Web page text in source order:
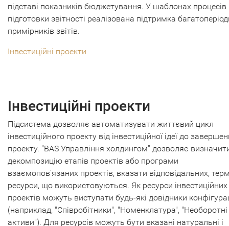
підставі показників бюджетування. У шаблонах процесів
підготовки звітності реалізована підтримка
примірників звітів.
Інвестиційні проекти
Інвестиційні проекти
Підсистема дозволяє автоматизувати життєвий цикл
інвестиційного проекту від інвестиційної ідеї до
проекту. "BAS Управління холдингом" дозволяє
декомпозицію етапів проектів або програми
взаємопов'язаних проектів, вказати відповідальних,
ресурси, що використовуються. Як ресурси інвестиційних
проектів можуть виступати будь-які довідники
(наприклад, "Співробітники", "Номенклатура", "Необоротні
активи"). Для ресурсів можуть бути вказані натуральні і